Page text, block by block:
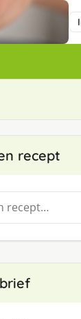
recept